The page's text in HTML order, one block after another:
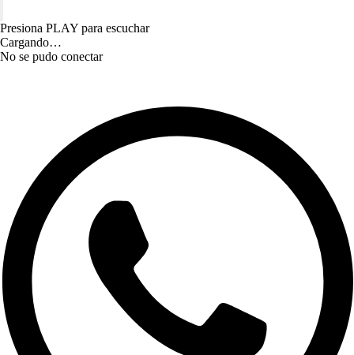
Presiona PLAY para escuchar
Cargando…
No se pudo conectar